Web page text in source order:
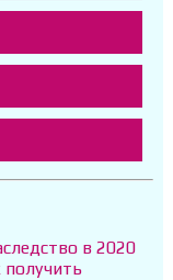
в 2020